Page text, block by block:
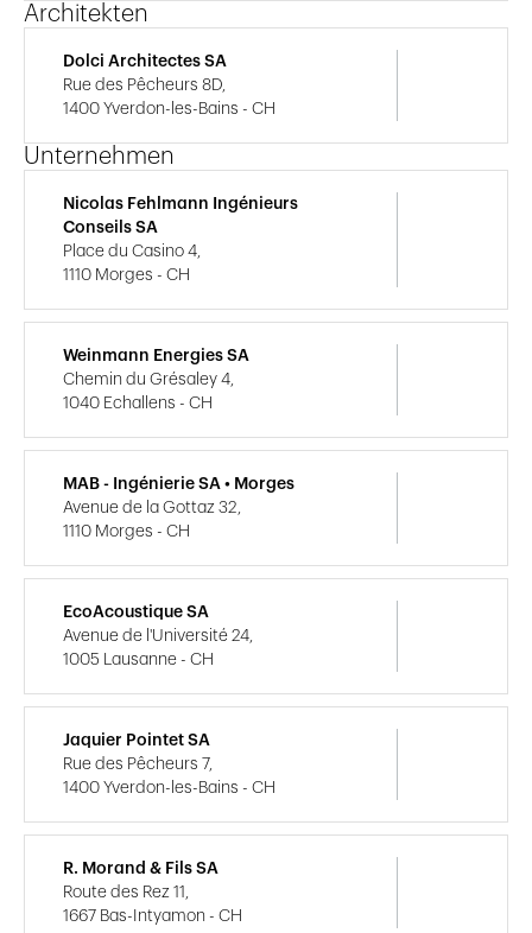
Architekten
Dolci Architectes SA
Rue des Pêcheurs 8D,
1400 Yverdon-les-Bains - CH
Unternehmen
Nicolas Fehlmann Ingénieurs
Conseils SA
Place du Casino 4,
1110 Morges - CH
Weinmann Energies SA
Chemin du Grésaley 4,
1040 Echallens - CH
MAB - Ingénierie SA • Morges
Avenue de la Gottaz 32,
1110 Morges - CH
EcoAcoustique SA
Avenue de l'Université 24,
1005 Lausanne - CH
Jaquier Pointet SA
Rue des Pêcheurs 7,
1400 Yverdon-les-Bains - CH
R. Morand & Fils SA
Route des Rez 11,
1667 Bas-Intyamon - CH